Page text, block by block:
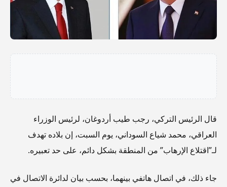
قال الرئيس التركي، رجب طيب أردوغان، لرئيس الوزراء
العراقي، محمد شياع السوداني، يوم السبت، إن بلاده تهدف
لـ”اقتلاع الإرهاب” من المنطقة بشكل دائم، على حد تعبيره.
جاء ذلك، في اتصال هاتفي بينهما، بحسب بيان لدائرة الاتصال في